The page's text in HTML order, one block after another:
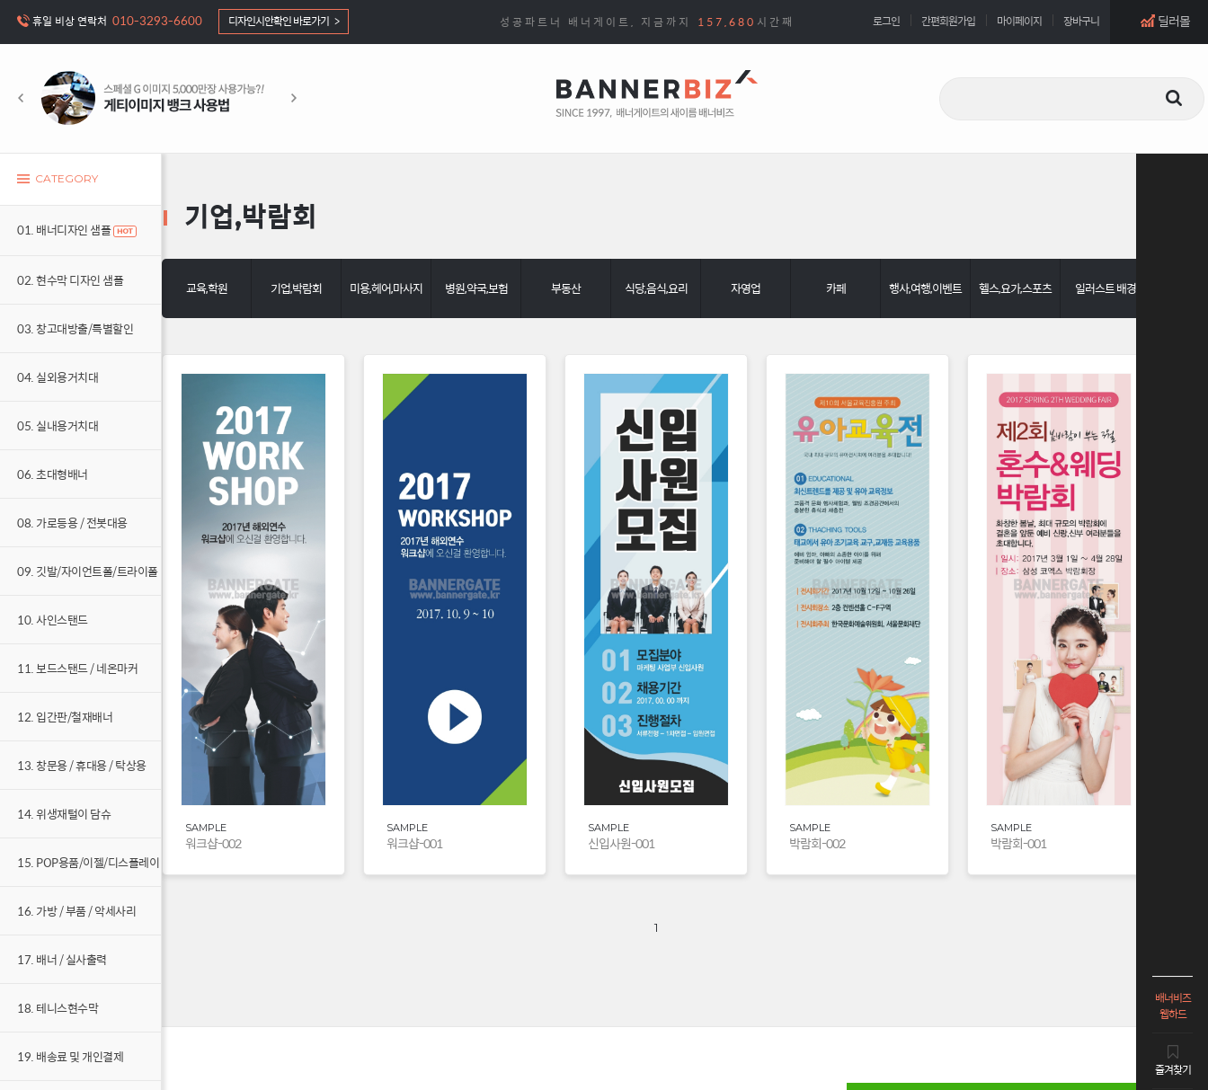
배너비즈
웹하드
즐겨찾기
CATEGORY
01. 배너디자인 샘플
02. 현수막 디자인 샘플
03. 창고대방출/특별할인
04. 실외용거치대
05. 실내용거치대
06. 초대형배너
08. 가로등용 / 전봇대용
09. 깃발/자이언트폴/트라이폴
10. 사인스탠드
11. 보드스탠드 / 네온마커
12. 입간판/철재배너
13. 창문용 / 휴대용 / 탁상용
14. 위생재털이 담슈
15. POP용품/이젤/디스플레이
16. 가방 / 부품 / 악세사리
17. 배너 / 실사출력
18. 테니스현수막
19. 배송료 및 개인결제
휴일 비상 연락처 010-3293-6600 디자인시안확인 바로가기 > 성공파트너 배너게이트, 지금까지 157,680 시간째 로그인 간편회원가입 마이페이지 장바구니 딜러몰
기업,박람회
교육,학원 기업,박람회 미용,헤어,마사지 병원,약국,보험 부동산 식당,음식,요리 자영업 카페 행사,여행,이벤트 헬스,요가,스포츠 일러스트 배경
SAMPLE
워크샵-002
SAMPLE
워크샵-001
SAMPLE
신입사원-001
SAMPLE
박람회-002
SAMPLE
박람회-001
1